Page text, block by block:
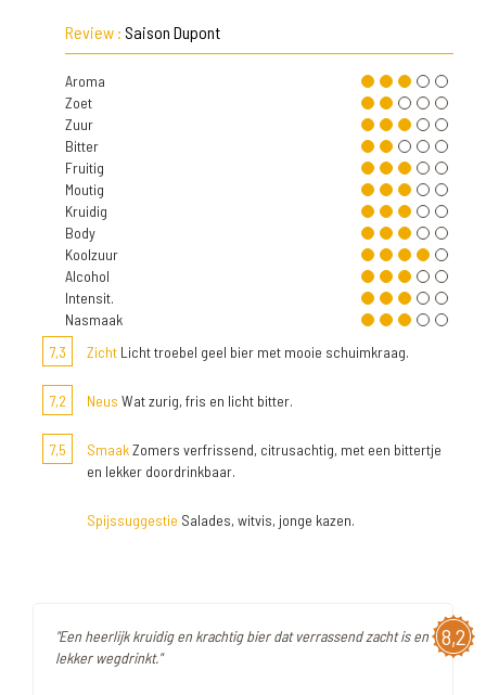
Review : Saison Dupont
Aroma
Zoet
Zuur
Bitter
Fruitig
Moutig
Kruidig
Body
Koolzuur
Alcohol
Intensit.
Nasmaak
7,3
Zicht Licht troebel geel bier met mooie schuimkraag.
7,2 Neus Wat zurig, fris en licht bitter.
7,5 SmaakZomers verfrissend, citrusachtig, met een bittertje
en lekker doordrinkbaar.
Spijssuggestie Salades, witvis, jonge kazen.
8,2
"Een heerlijk kruidig en krachtig bier dat verrassend zacht is en
lekker wegdrinkt."